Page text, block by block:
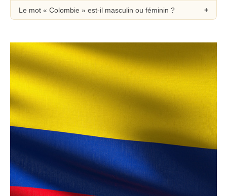
Le mot « Colombie » est-il masculin ou féminin ?